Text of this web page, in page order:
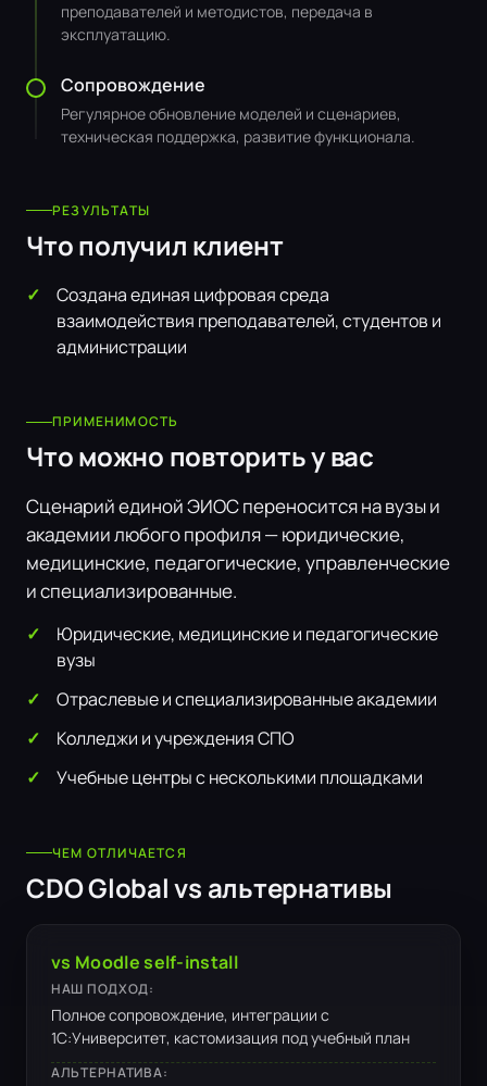
преподавателей и методистов, передача в
эксплуатацию.
Сопровождение
Регулярное обновление моделей и сценариев,
техническая поддержка, развитие функционала.
РЕЗУЛЬТАТЫ
Что получил клиент
Создана единая цифровая среда
взаимодействия преподавателей, студентов и
администрации
ПРИМЕНИМОСТЬ
Что можно повторить у вас
Сценарий единой ЭИОС переносится на вузы и
академии любого профиля — юридические,
медицинские, педагогические, управленческие
и специализированные.
Юридические, медицинские и педагогические
вузы
Отраслевые и специализированные академии
Колледжи и учреждения СПО
Учебные центры с несколькими площадками
ЧЕМ ОТЛИЧАЕТСЯ
CDO Global vs альтернативы
vs Moodle self-install
НАШ ПОДХОД:
Полное сопровождение, интеграции с
1С:Университет, кастомизация под учебный план
АЛЬТЕРНАТИВА: